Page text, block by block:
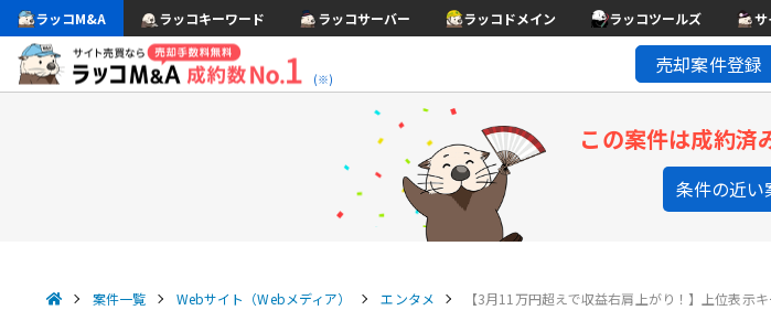
ラッコM&A ラッコキーワード ラッコサーバー ラッコドメイン ラッコツールズ サ
(※)
売却案件登録
この案件は成約済
条件の近い
案件一覧 Webサイト（Webメディア） エンタメ 【3月11万円超えで収益右肩上がり！】上位表示